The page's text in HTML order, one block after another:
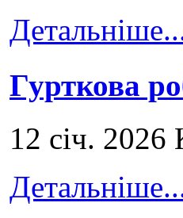
Гурткова
12 січ. 2026